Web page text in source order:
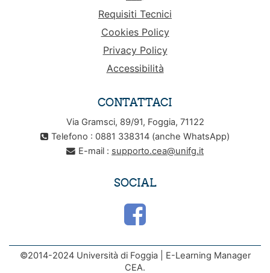
Requisiti Tecnici
Cookies Policy
Privacy Policy
Accessibilità
CONTATTACI
Via Gramsci, 89/91, Foggia, 71122
Telefono : 0881 338314 (anche WhatsApp)
E-mail : supporto.cea@unifg.it
SOCIAL
©2014-2024 Università di Foggia | E-Learning Manager
CEA.